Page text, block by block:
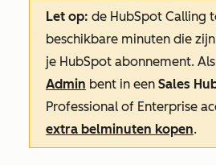
Let op: de HubSpot Calling
beschikbare minuten die
je HubSpot abonnement.
Admin bent in een Sales
Professional of Enterprise
extra belminuten kopen.